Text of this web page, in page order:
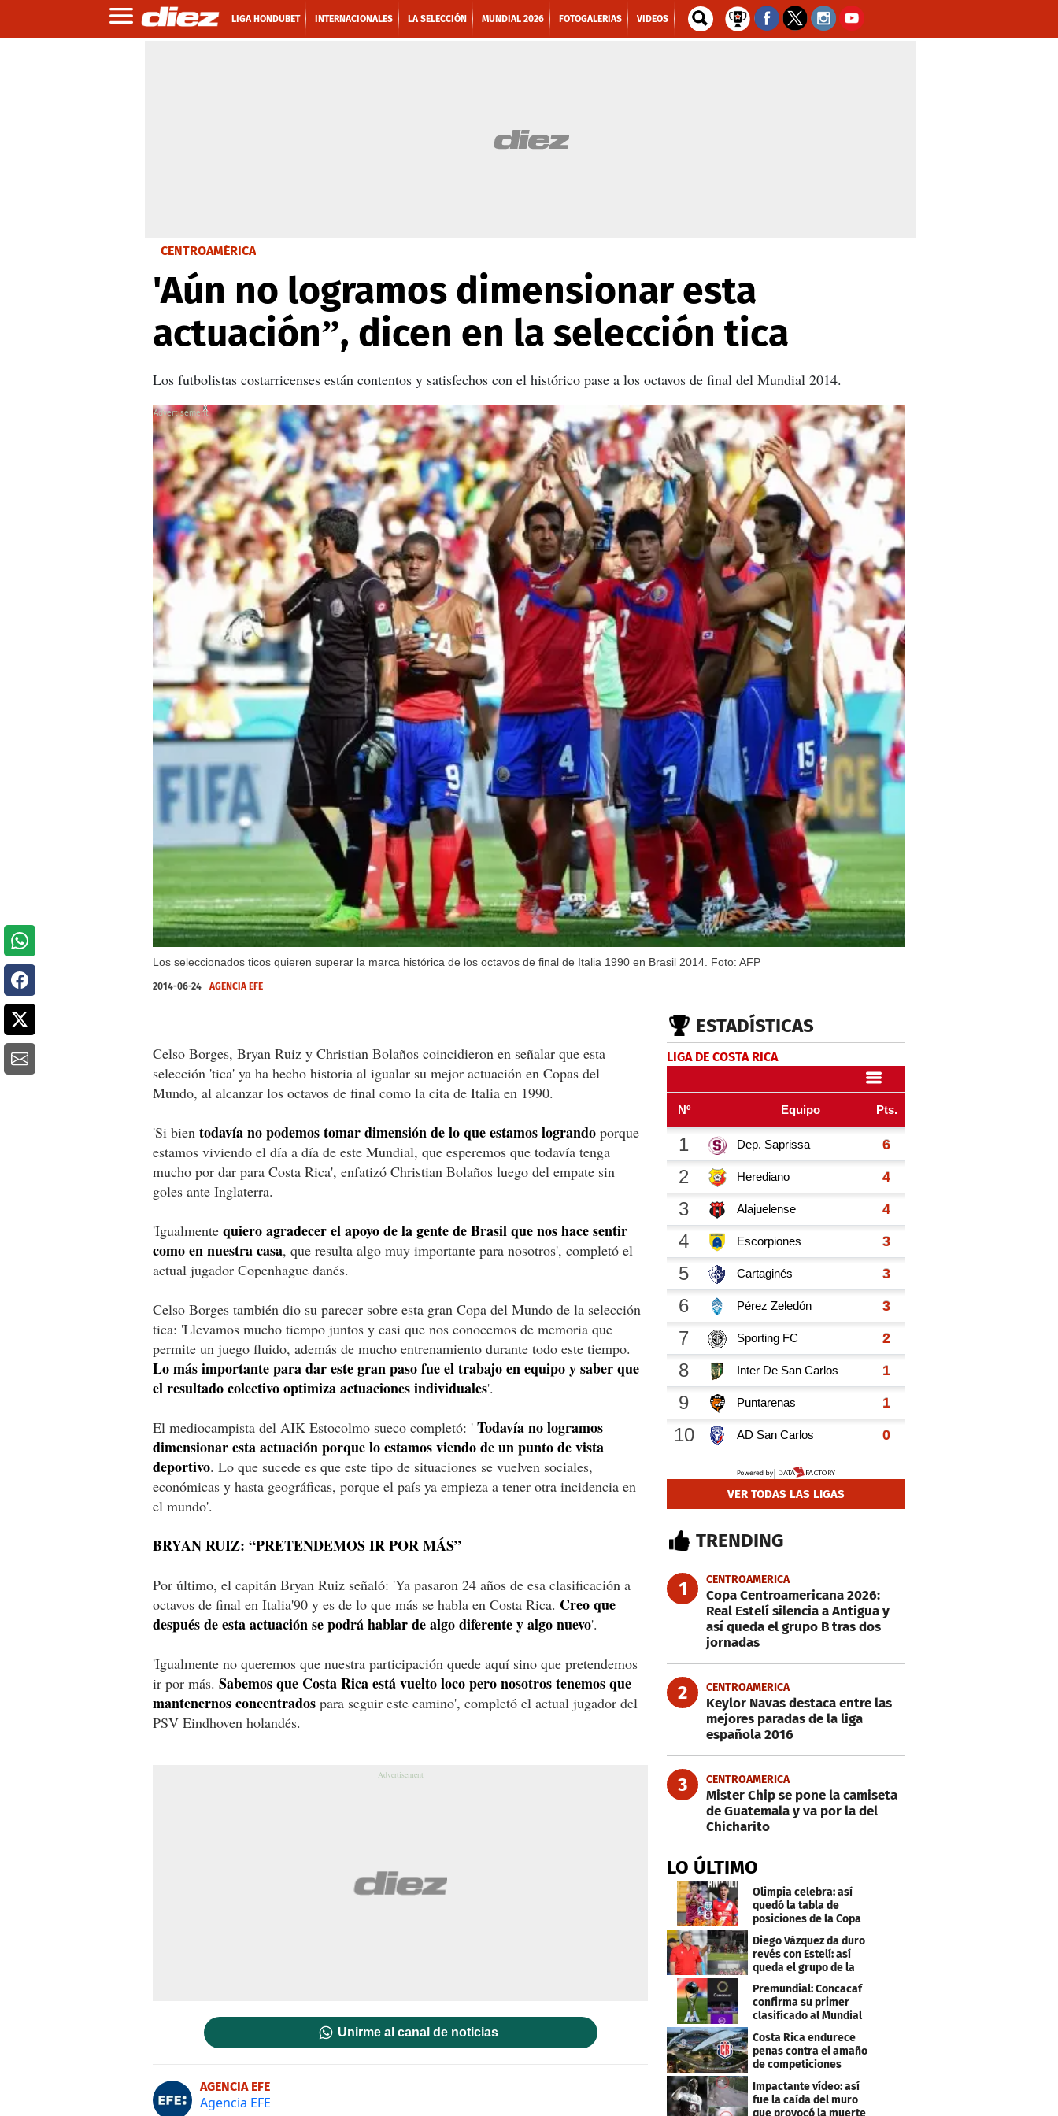
LIGA HONDUBET INTERNACIONALES LA SELECCIÓN MUNDIAL 2026 FOTOGALERIAS VIDEOS
CENTROAMÉRICA
'Aún no logramos dimensionar esta
actuación”, dicen en la selección tica
Los futbolistas costarricenses están contentos y satisfechos con el histórico pase a los octavos de final del Mundial 2014.
Los seleccionados ticos quieren superar la marca histórica de los octavos de final de Italia 1990 en Brasil 2014. Foto: AFP
X
2014-06-24 AGENCIA EFE
Celso Borges, Bryan Ruiz y Christian Bolaños coincidieron en señalar que esta
selección 'tica' ya ha hecho historia al igualar su mejor actuación en Copas del
Mundo, al alcanzar los octavos de final como la cita de Italia en 1990.
'Si bien todavía no podemos tomar dimensión de lo que estamos logrando porque
estamos viviendo el día a día de este Mundial, que esperemos que todavía tenga
mucho por dar para Costa Rica', enfatizó Christian Bolaños luego del empate sin
goles ante Inglaterra.
'Igualmente quiero agradecer el apoyo de la gente de Brasil que nos hace sentir
como en nuestra casa, que resulta algo muy importante para nosotros', completó el
actual jugador Copenhague danés.
Celso Borges también dio su parecer sobre esta gran Copa del Mundo de la selección
tica: 'Llevamos mucho tiempo juntos y casi que nos conocemos de memoria que
permite un juego fluido, además de mucho entrenamiento durante todo este tiempo.
Lo más importante para dar este gran paso fue el trabajo en equipo y saber que
el resultado colectivo optimiza actuaciones individuales'.
El mediocampista del AIK Estocolmo sueco completó: ' Todavía no logramos
dimensionar esta actuación porque lo estamos viendo de un punto de vista
deportivo. Lo que sucede es que este tipo de situaciones se vuelven sociales,
económicas y hasta geográficas, porque el país ya empieza a tener otra incidencia en
el mundo'.
BRYAN RUIZ: “PRETENDEMOS IR POR MÁS”
Por último, el capitán Bryan Ruiz señaló: 'Ya pasaron 24 años de esa clasificación a
octavos de final en Italia'90 y es de lo que más se habla en Costa Rica. Creo que
después de esta actuación se podrá hablar de algo diferente y algo nuevo'.
'Igualmente no queremos que nuestra participación quede aquí sino que pretendemos
ir por más. Sabemos que Costa Rica está vuelto loco pero nosotros tenemos que
mantenernos concentrados para seguir este camino', completó el actual jugador del
PSV Eindhoven holandés.
Unirme al canal de noticias
AGENCIA EFE
Agencia EFE
ESTADÍSTICAS
LIGA DE COSTA RICA
VER TODAS LAS LIGAS
TRENDING
1 CENTROAMERICA
Copa Centroamericana 2026:
Real Estelí silencia a Antigua y
así queda el grupo B tras dos
jornadas
2 CENTROAMERICA
Keylor Navas destaca entre las
mejores paradas de la liga
española 2016
3 CENTROAMERICA
Mister Chip se pone la camiseta
de Guatemala y va por la del
Chicharito
LO ÚLTIMO
Olimpia celebra: así
quedó la tabla de
posiciones de la Copa
Centroamericana
Diego Vázquez da duro
revés con Estelí: así
queda el grupo de la
Premundial: Concacaf
confirma su primer
clasificado al Mundial
Costa Rica endurece
penas contra el amaño
de competiciones
Impactante vídeo: así
fue la caída del muro
que provocó la muerte